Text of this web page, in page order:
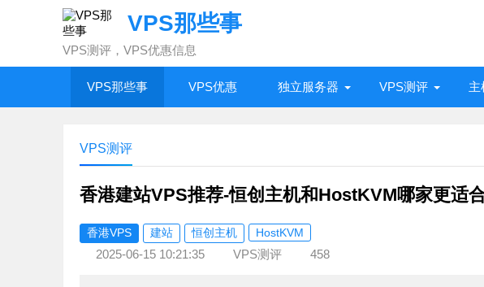
VPS那些事
VPS测评，VPS优惠信息
VPS那些事 VPS优惠 独立服务器 VPS测评 主
VPS测评
香港建站VPS推荐-恒创主机和HostKVM哪家更适
香港VPS 建站 恒创主机 HostKVM
2025-06-15 10:21:35 VPS测评 458